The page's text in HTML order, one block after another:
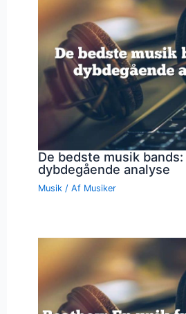
De bedste musik bands:
dybdegående analyse
Musik / Af Musiker